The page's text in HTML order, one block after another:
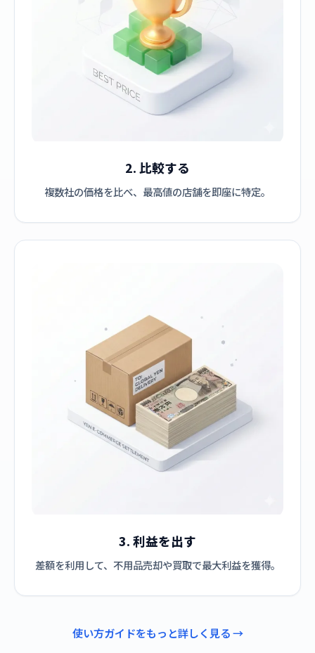
2. 比較する
複数社の価格を比べ、最高値の店舗を即座に特定。
3. 利益を出す
差額を利用して、不用品売却や買取で最大利益を獲得。
使い方ガイドをもっと詳しく見る →